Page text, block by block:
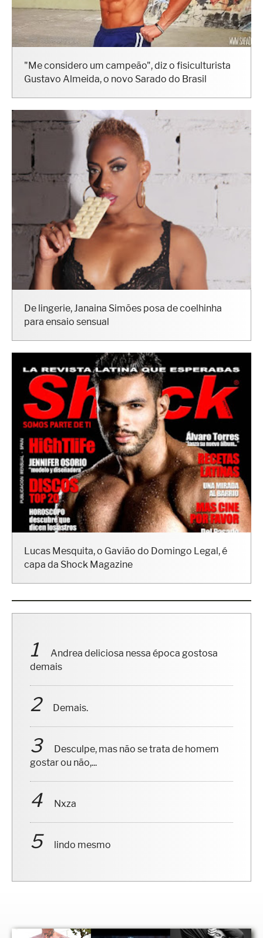
"Me considero um campeão", diz o fisiculturista
Gustavo Almeida, o novo Sarado do Brasil
De lingerie, Janaina Simões posa de coelhinha
para ensaio sensual
Lucas Mesquita, o Gavião do Domingo Legal, é
capa da Shock Magazine
Andrea deliciosa nessa época gostosa
demais
Demais.
Desculpe, mas não se trata de homem
gostar ou não,...
Nxza
lindo mesmo